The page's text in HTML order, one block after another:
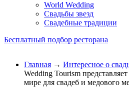
World Wedding
Свадьбы звезд
Свадебные традиции
Бесплатный подбор ресторана
Главная → Интересное о
Wedding Tourism
мире для свадеб и медового